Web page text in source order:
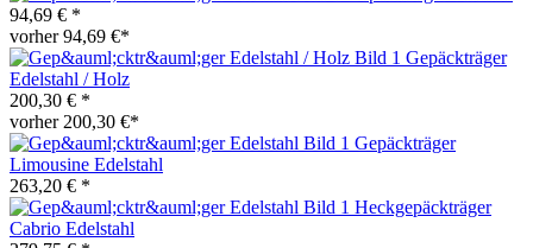
94,69 € *
vorher 94,69 €*
Gepäckträger
Edelstahl / Holz
200,30 € *
vorher 200,30 €*
Gepäckträger
Limousine Edelstahl
263,20 € *
Heckgepäckträger
Cabrio Edelstahl